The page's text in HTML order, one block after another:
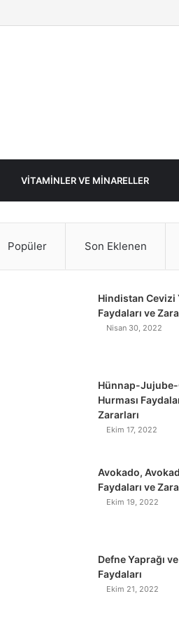
VITAMINLER VE MINARELLER
Popüler Son Eklenen
Hindistan Cevizi
Faydaları ve
Nisan 30, 2022
Hünnap-
Hurması
Zararları
Ekim 17, 2022
Avokado,
Faydaları ve
Ekim 19, 2022
Defne Yaprağı ve
Faydaları
Ekim 21, 2022